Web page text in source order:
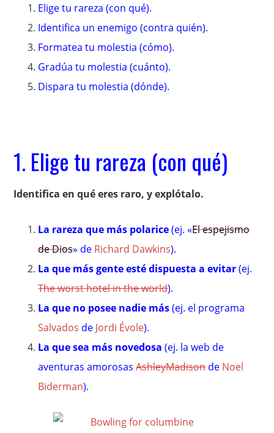
Elige tu rareza (con qué).
Identifica un enemigo (contra quién).
Formatea tu molestia (cómo).
Gradúa tu molestia (cuánto).
Dispara tu molestia (dónde).
1. Elige tu rareza (con qué)
Identifica en qué eres raro, y explótalo.
La rareza que más polarice(ej. «El espejismo
de Dios» de Richard Dawkins).
La que más gente esté dispuesta a evitar(ej.
The worst hotel in the world).
La que no posee nadie más(ej. el programa
Salvados de Jordi Évole).
La que sea más novedosa (ej. la web de
aventuras amorosasAshleyMadisonde Noel
Biderman).